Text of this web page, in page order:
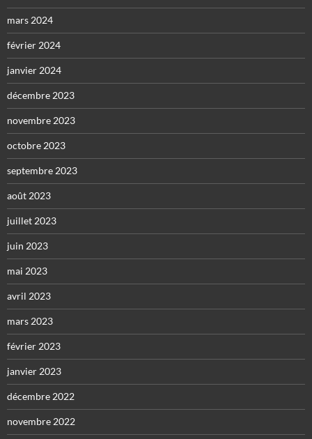
mars 2024
février 2024
janvier 2024
décembre 2023
novembre 2023
octobre 2023
septembre 2023
août 2023
juillet 2023
juin 2023
mai 2023
avril 2023
mars 2023
février 2023
janvier 2023
décembre 2022
novembre 2022